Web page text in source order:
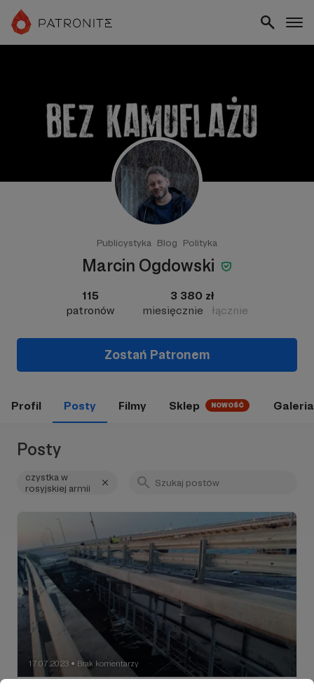
Publicystyka Blog Polityka
Marcin Ogdowski
115
patronów
3 380 zł
miesięcznie
łącznie
Zostań Patronem
Profil Posty Filmy Sklep NOWOŚĆ Galeria
Posty
czystka w
rosyjskiej armii
17.07.2023 ● Brak komentarzy